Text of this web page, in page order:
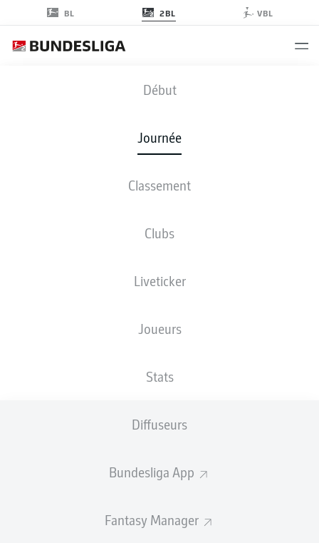
BL 2BL VBL
Début
Journée
Classement
Clubs
Liveticker
Joueurs
Stats
Diffuseurs
Bundesliga App
Fantasy Manager
FCK - FCN
COMPOSITIONS STATISTIQUES
ven., 12.03.2027 - dim., 14.03.2027
Publicité